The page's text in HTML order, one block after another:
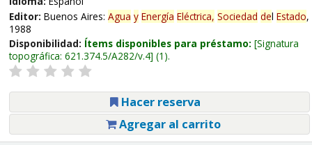
Editor: Buenos Aires: Agua y Energía Eléctrica, Sociedad del Estado,
1988
Disponibilidad: Ítems disponibles para préstamo: Signatura
topográfica: 621.374.5/A282/v.4 (1).
Hacer reserva
Agregar al carrito